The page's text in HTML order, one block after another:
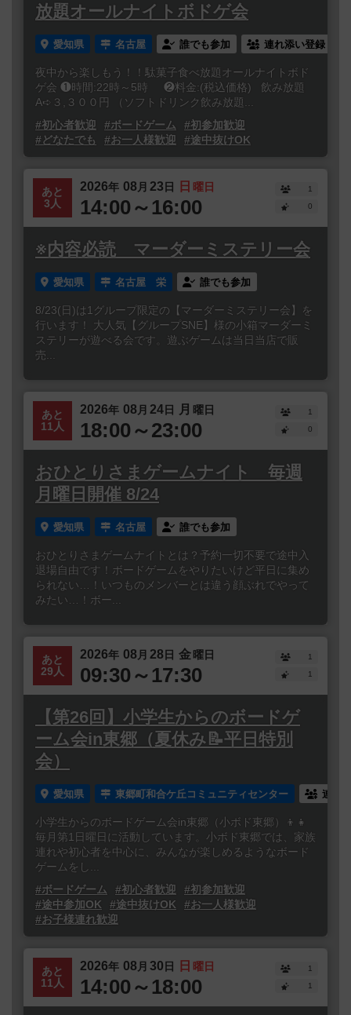
放題オールナイトボドゲ会
愛知県 名古屋 誰でも参加 連れ添い登録
夜中から楽しもう！！駄菓子食べ放題オールナイトボド
ゲ会 ❶時間:22時～5時 ❷料金:(税込価格) 飲み放題
A➪３,３００円 （ソフトドリンク飲み放題...
#初心者歓迎
#ボードゲーム
#初参加歓迎
#どなたでも
#お一人様歓迎 #途中抜けOK
あと
3人
2026年 08 月 23日 日 曜日
14:00～16:00
1
0
※内容必読 マーダーミステリー会
愛知県 名古屋 栄 誰でも参加
8/23(日)は1グループ限定の【マーダーミステリー会】を
行います！ 大人気【グループSNE】様の小箱マーダーミ
ステリーが遊べる会です。遊ぶゲームは当日当店で販
売...
あと
11人
2026年 08 月 24日 月 曜日
18:00～23:00
1
0
おひとりさまゲームナイト 毎週
月曜日開催 8/24
愛知県 名古屋 誰でも参加
おひとりさまゲームナイトとは？予約一切不要で途中入
退場自由です！ボードゲームをやりたいけど平日に集め
られない…！いつものメンバーとは違う顔ぶれでやって
みたい…！ボー...
あと
29人
2026年 08 月 28日 金曜日
09:30～17:30
1
1
【第26回】小学生からのボードゲ
ーム会in東郷（夏休み📝平日特別
会）
愛知県 東郷町和合ケ丘コミュニティセンター 連れ
小学生からのボードゲーム会in東郷（小ボド東郷）👦👧
毎月第1日曜日に活動しています。小ボド東郷では、家族
連れや初心者を中心に、みんなが楽しめるようなボード
ゲームをし...
#ボードゲーム
#初心者歓迎
#初参加歓迎
#途中参加OK
#途中抜けOK
#お一人様歓迎
#お子様連れ歓迎
あと
11人
2026年 08 月 30日 日 曜日
14:00～18:00
1
1